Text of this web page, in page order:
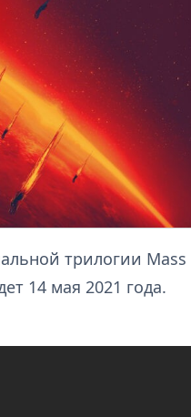
трилогии Mass
14 мая 2021 года.